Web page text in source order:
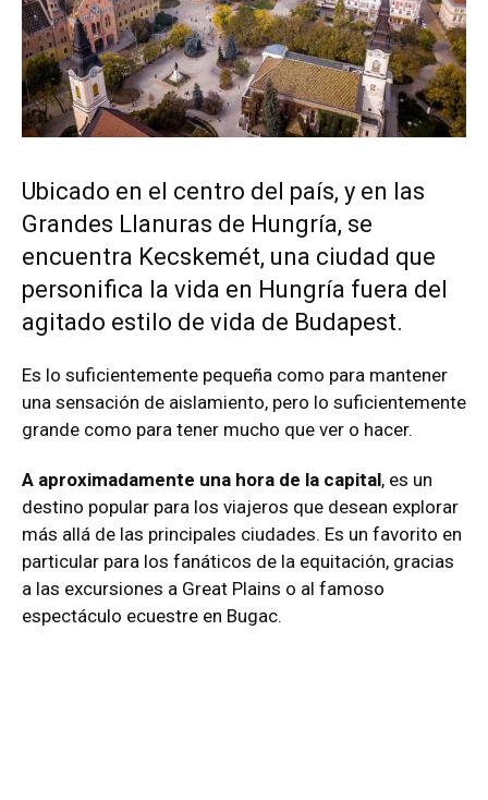
Ubicado en el centro del país, y en las
Grandes Llanuras de Hungría, se
encuentra Kecskemét, una ciudad que
personifica la vida en Hungría fuera del
agitado estilo de vida de Budapest.
Es lo suficientemente pequeña como para mantener
una sensación de aislamiento, pero lo suficientemente
grande como para tener mucho que ver o hacer.
A aproximadamente una hora de la capital, es un
destino popular para los viajeros que desean explorar
más allá de las principales ciudades. Es un favorito en
particular para los fanáticos de la equitación, gracias
a las excursiones a Great Plains o al famoso
espectáculo ecuestre en Bugac.